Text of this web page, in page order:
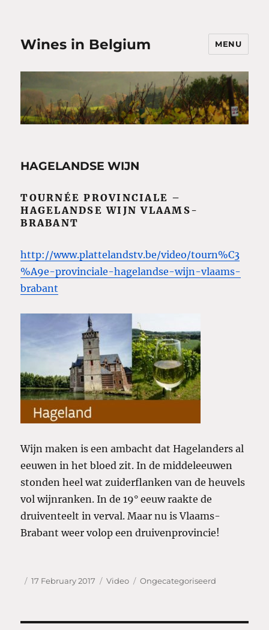
Wines in Belgium MENU
HAGELANDSE WIJN
TOURNÉE PROVINCIALE –
HAGELANDSE WIJN VLAAMS-
BRABANT
http://www.plattelandstv.be/video/tourn%C3
%A9e-provinciale-hagelandse-wijn-vlaams-
brabant
Wijn maken is een ambacht dat Hagelanders al
eeuwen in het bloed zit. In de middeleeuwen
stonden heel wat zuiderflanken van de heuvels
vol wijnranken. In de 19° eeuw raakte de
druiventeelt in verval. Maar nu is Vlaams-
Brabant weer volop een druivenprovincie!
Auteur
Gepubliceerd
17 February 2017 Formaat
Video Categorieën
Ongecategoriseerd